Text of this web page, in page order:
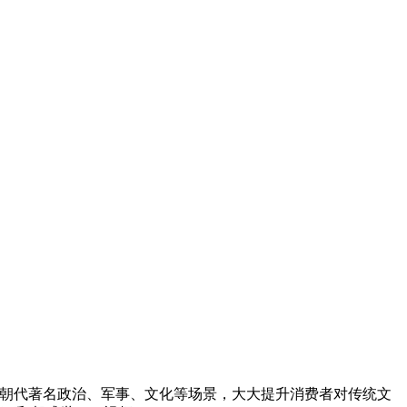
代著名政治、军事、文化等场景，大大提升消费者对传统文